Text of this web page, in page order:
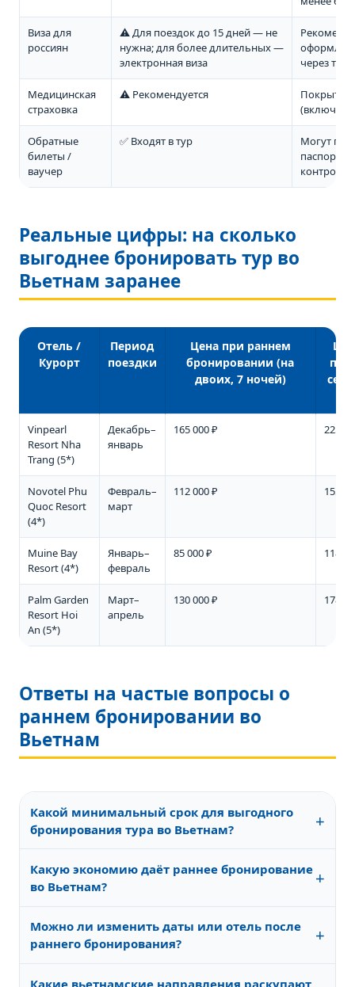
Виза для
россиян
⚠️ Для поездок до 15 дней — не
нужна; для более длительных —
электронная виза
через
Медицинская
страховка
⚠️ Рекомендуется
Покрытие
(включена
Обратные
билеты /
ваучер
✅ Входят в тур
Могут
контроле
Реальные цифры: на сколько
выгоднее бронировать тур во
Вьетнам заранее
Отель /
Курорт
Период
поездки
Цена при раннем
бронировании (на
двоих, 7 ночей)
Vinpearl
Resort Nha
Trang (5*)
Декабрь–
январь
165 000 ₽ 225
Novotel Phu
Quoc Resort
(4*)
Февраль–
март
112 000 ₽ 155
Muine Bay
Resort (4*)
Январь–
февраль
85 000 ₽ 118
Palm Garden
Resort Hoi
An (5*)
Март–
апрель
130 000 ₽ 178
Ответы на частые вопросы о
раннем бронировании во
Вьетнам
Какой минимальный срок для выгодного
бронирования тура во Вьетнам?
+
поездок на новогодние праздники рекомендуем
бронировать за 6–7 месяцев, для февральского
выбор отелей и лучшую цену на турпакет с прямым
перелётом.
Какую экономию даёт раннее бронирование
во Вьетнам?
+
за 2–3 недели. В высокий сезон (декабрь–февраль)
экономия достигает 35–40% при фиксации цены за
Можно ли изменить даты или отель после
раннего бронирования?
+
Какие вьетнамские направления раскупают